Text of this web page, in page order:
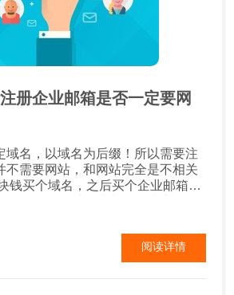
册企业邮箱是否一定要网
域名，以域名为后缀！所以需要注
不需要网站，和网站完全是不相关
入域名后缀官网访问不了，可能是
网，只是弄了个企业邮箱而已。 ...
阅读详情